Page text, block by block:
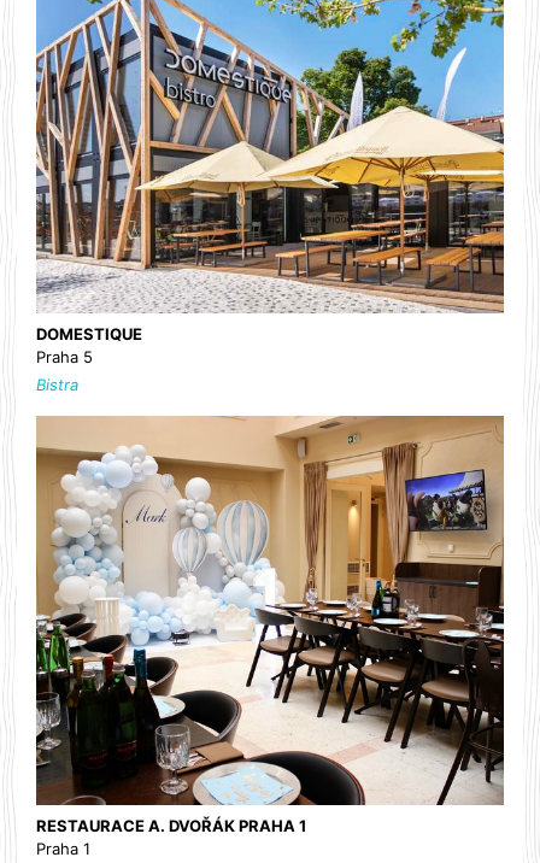
DOMESTIQUE
Praha 5
Bistra
RESTAURACE A. DVOŘÁK PRAHA 1
Praha 1